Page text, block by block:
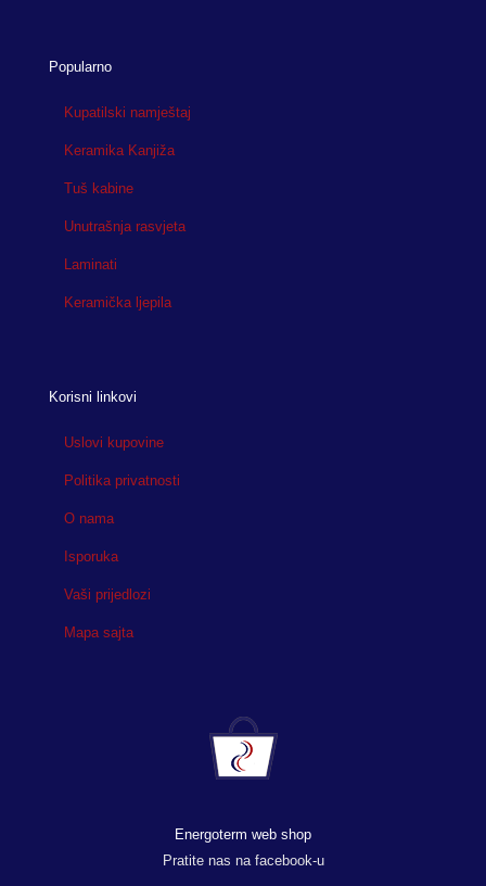
Popularno
Kupatilski namještaj
Keramika Kanjiža
Tuš kabine
Unutrašnja rasvjeta
Laminati
Keramička ljepila
Korisni linkovi
Uslovi kupovine
Politika privatnosti
O nama
Isporuka
Vaši prijedlozi
Mapa sajta
Energoterm web shop
Pratite nas na facebook-u